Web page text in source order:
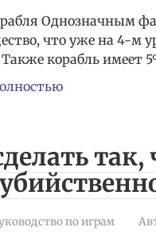
Однозначным
что уже на 4-м
корабль имеет
по играм